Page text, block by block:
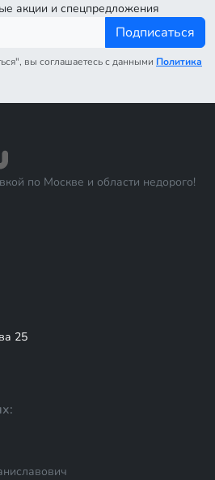
акции и спецпредложения
Подписаться
вы соглашаетесь с данными Политика
по Москве и области недорого!
25